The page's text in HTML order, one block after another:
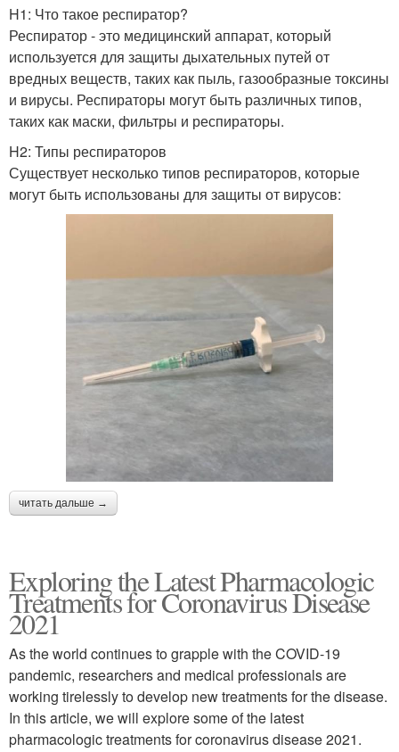
H1: Что такое респиратор?
Респиратор - это медицинский аппарат, который
используется для защиты дыхательных путей от
вредных веществ, таких как пыль, газообразные токсины
и вирусы. Респираторы могут быть различных типов,
таких как маски, фильтры и респираторы.
H2: Типы респираторов
Существует несколько типов респираторов, которые
могут быть использованы для защиты от вирусов:
читать дальше →
Exploring the Latest Pharmacologic
Treatments for Coronavirus Disease
2021
As the world continues to grapple with the COVID-19
pandemic, researchers and medical professionals are
working tirelessly to develop new treatments for the disease.
In this article, we will explore some of the latest
pharmacologic treatments for coronavirus disease 2021.